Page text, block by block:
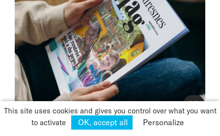
👋
Réinventer le Suresnes Mag
This site uses cookies and gives you control over what you want
to activate
OK, accept all Personalize